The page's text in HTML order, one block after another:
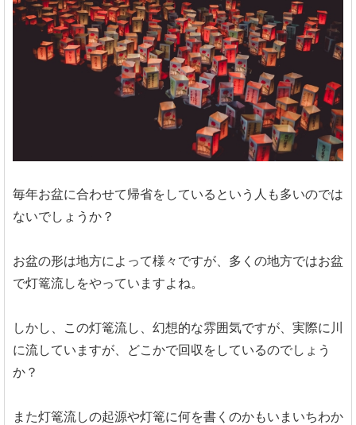
毎年お盆に合わせて帰省をしているという人も多いのでは
ないでしょうか？
お盆の形は地方によって様々ですが、多くの地方ではお盆
で灯篭流しをやっていますよね。
しかし、この灯篭流し、幻想的な雰囲気ですが、実際に川
に流していますが、どこかで回収をしているのでしょう
か？
また灯篭流しの起源や灯篭に何を書くのかもいまいちわか